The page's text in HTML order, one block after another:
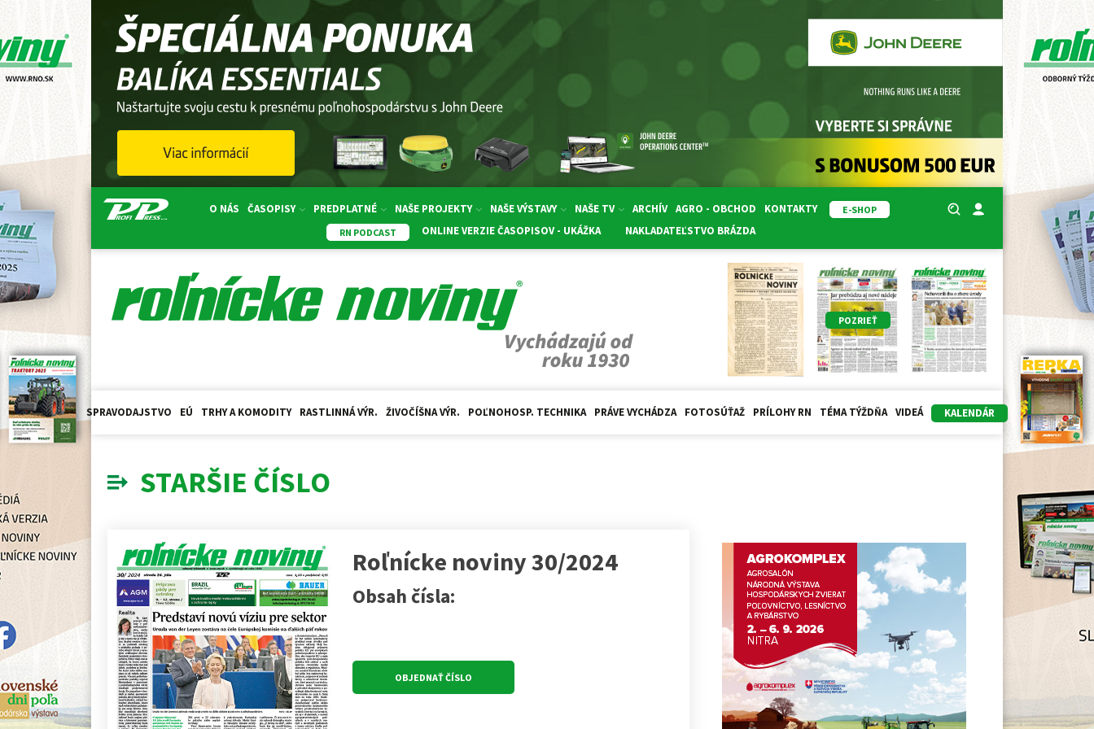
O NÁS ČASOPISY PREDPLATNÉ NAŠE PROJEKTY NAŠE VÝSTAVY NAŠE TV ARCHÍV AGRO - OBCHOD KONTAKTY
E-SHOP
RN PODCAST
ONLINE VERZIE ČASOPISOV - UKÁŽKA NAKLADATEĽSTVO BRÁZDA
POZRIEŤ
SPRAVODAJSTVO EÚ TRHY A KOMODITY RASTLINNÁ VÝR. ŽIVOČÍŠNA VÝR. POĽNOHOSP. TECHNIKA PRÁVE VYCHÁDZA FOTOSÚŤAŽ PRÍLOHY RN TÉMA TÝŽDŇA VIDEÁ KALENDÁR
STARŠIE ČÍSLO
Roľnícke noviny 30/2024
Obsah čísla:
OBJEDNAŤ ČÍSLO